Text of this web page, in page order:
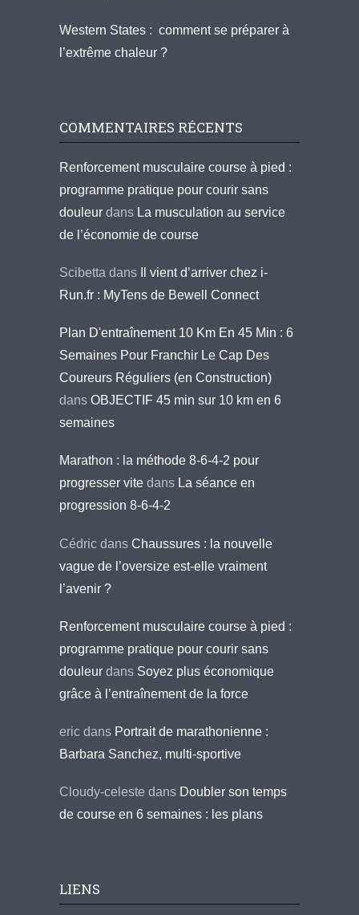
Western States : comment se préparer à
l’extrême chaleur ?
COMMENTAIRES RÉCENTS
Renforcement musculaire course à pied :
programme pratique pour courir sans
douleur dans La musculation au service
de l’économie de course
Scibetta dans
Il vient d’arriver chez i-
Run.fr : MyTens de Bewell Connect
Plan D'entraînement 10 Km En 45 Min : 6
Semaines Pour Franchir Le Cap Des
Coureurs Réguliers (en Construction)
dans OBJECTIF 45 min sur 10 km en 6
semaines
Marathon : la méthode 8-6-4-2 pour
progresser vite dans La séance en
progression 8-6-4-2
Cédric dans Chaussures : la nouvelle
vague de l’oversize est-elle vraiment
l’avenir ?
Renforcement musculaire course à pied :
programme pratique pour courir sans
douleur dans Soyez plus économique
grâce à l’entraînement de la force
eric dans Portrait de marathonienne :
Barbara Sanchez, multi-sportive
Cloudy-celeste dans Doubler son temps
de course en 6 semaines : les plans
LIENS